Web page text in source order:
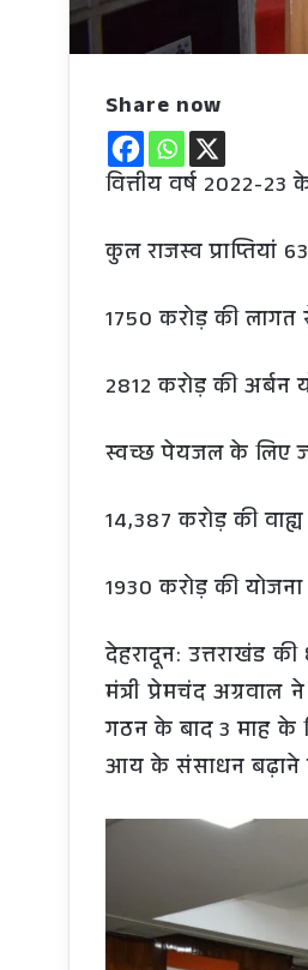
Share now
वित्तीय वर्ष 2022-
कुल राजस्व
1750 करोड़ की लागत
2812 करोड़ की अर्बन
स्वच्छ पेयजल के लिए
14,387 करोड़ की
1930 करोड़ की
देहरादून: उत्तराखंड
मंत्री प्रेमचंद
गठन के बाद 3 माह के
आय के संसाधन बढ़ाने